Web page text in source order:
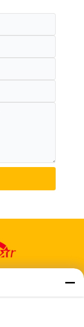
পার্ক, ডালং উপ-জেলা, লংহুয়া